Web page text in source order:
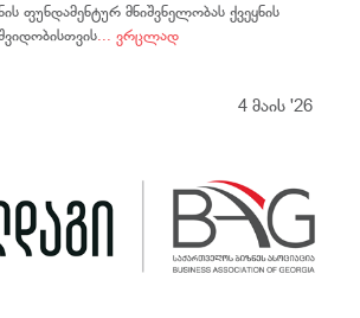
ფუნდამენტურ მნიშვნელობას ქვეყნის
... ვრცლად
4 მაის '26